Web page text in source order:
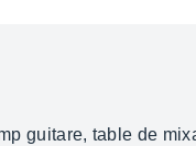
guitare, table de